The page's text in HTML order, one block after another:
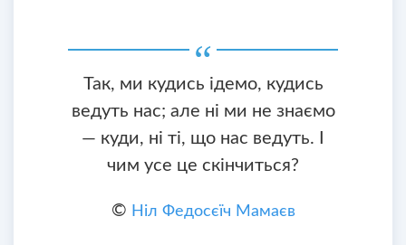
Так, ми кудись ідемо, кудись
ведуть нас; але ні ми не знаємо
— куди, ні ті, що нас ведуть. І
чим усе це скінчиться?
© Ніл Федосєїч Мамаєв